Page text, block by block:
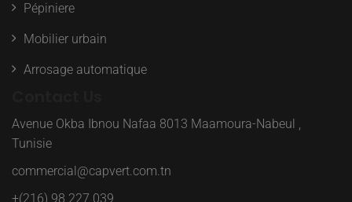
Pépiniere
Mobilier urbain
Arrosage automatique
Avenue Okba Ibnou Nafaa 8013 Maamoura-Nabeul ,
Tunisie
commercial@capvert.com.tn
+(216) 98 227 039